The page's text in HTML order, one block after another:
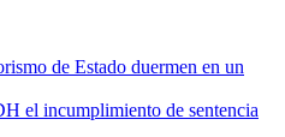
de Estado duermen en un
el incumplimiento de sentencia